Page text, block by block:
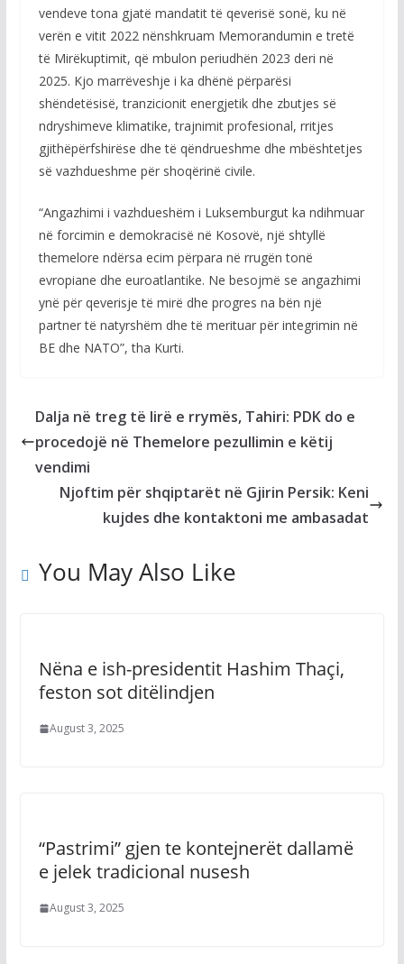
vendeve tona gjatë mandatit të qeverisë sonë, ku në
verën e vitit 2022 nënshkruam Memorandumin e tretë
të Mirëkuptimit, që mbulon periudhën 2023 deri në
2025. Kjo marrëveshje i ka dhënë përparësi
shëndetësisë, tranzicionit energjetik dhe zbutjes së
ndryshimeve klimatike, trajnimit profesional, rritjes
gjithëpërfshirëse dhe të qëndrueshme dhe mbështetjes
së vazhdueshme për shoqërinë civile.
“Angazhimi i vazhdueshëm i Luksemburgut ka ndihmuar
në forcimin e demokracisë në Kosovë, një shtyllë
themelore ndërsa ecim përpara në rrugën tonë
evropiane dhe euroatlantike. Ne besojmë se angazhimi
ynë për qeverisje të mirë dhe progres na bën një
partner të natyrshëm dhe të merituar për integrimin në
BE dhe NATO”, tha Kurti.
Dalja në treg të lirë e rrymës, Tahiri: PDK do e
procedojë në Themelore pezullimin e këtij
vendimi
Njoftim për shqiptarët në Gjirin Persik: Keni
kujdes dhe kontaktoni me ambasadat
You May Also Like
Nëna e ish-presidentit Hashim Thaçi,
feston sot ditëlindjen
August 3, 2025
“Pastrimi” gjen te kontejnerët dallamë
e jelek tradicional nusesh
August 3, 2025